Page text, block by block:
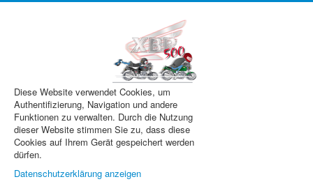
Diese Website verwendet Cookies, um
Authentifizierung, Navigation und andere
Funktionen zu verwalten. Durch die Nutzung
dieser Website stimmen Sie zu, dass diese
Cookies auf Ihrem Gerät gespeichert werden
dürfen.
Datenschutzerklärung anzeigen